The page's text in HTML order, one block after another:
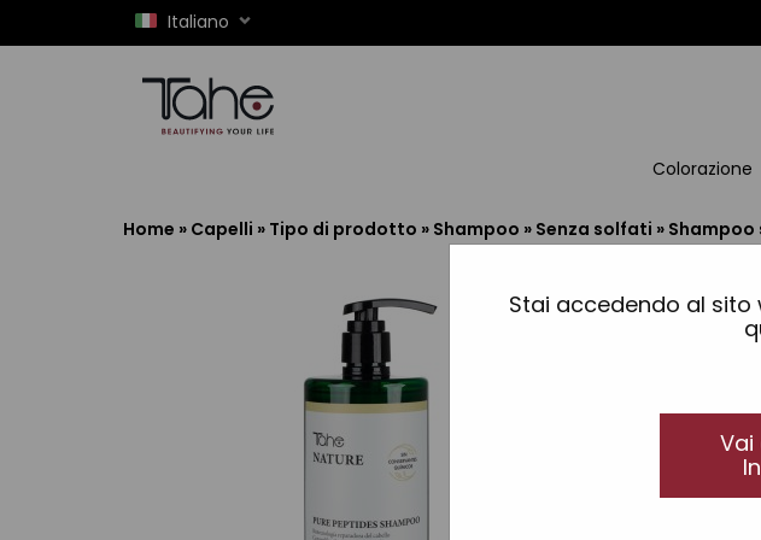
Stai accedendo al sito
Vai
Italiano
Colorazione
Home » Capelli » Tipo di prodotto » Shampoo » Senza solfati » Shampoo